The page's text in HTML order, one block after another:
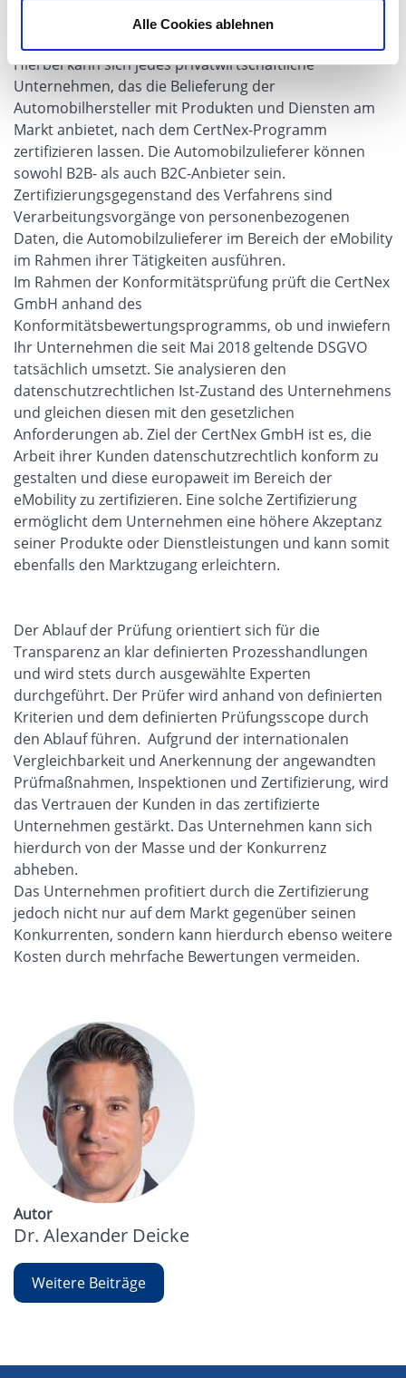
Alle Cookies ablehnen
Hierbei kann sich jedes privatwirtschaftliche
Unternehmen, das die Belieferung der
Automobilhersteller mit Produkten und Diensten am
Markt anbietet, nach dem CertNex-Programm
zertifizieren lassen. Die Automobilzulieferer können
sowohl B2B- als auch B2C-Anbieter sein.
Zertifizierungsgegenstand des Verfahrens sind
Verarbeitungsvorgänge von personenbezogenen
Daten, die Automobilzulieferer im Bereich der eMobility
im Rahmen ihrer Tätigkeiten ausführen.
Im Rahmen der Konformitätsprüfung prüft die CertNex
GmbH anhand des
Konformitätsbewertungsprogramms, ob und inwiefern
Ihr Unternehmen die seit Mai 2018 geltende DSGVO
tatsächlich umsetzt. Sie analysieren den
datenschutzrechtlichen Ist-Zustand des Unternehmens
und gleichen diesen mit den gesetzlichen
Anforderungen ab. Ziel der CertNex GmbH ist es, die
Arbeit ihrer Kunden datenschutzrechtlich konform zu
gestalten und diese europaweit im Bereich der
eMobility zu zertifizieren. Eine solche Zertifizierung
ermöglicht dem Unternehmen eine höhere Akzeptanz
seiner Produkte oder Dienstleistungen und kann somit
ebenfalls den Marktzugang erleichtern.
Der Ablauf der Prüfung orientiert sich für die
Transparenz an klar definierten Prozesshandlungen
und wird stets durch ausgewählte Experten
durchgeführt. Der Prüfer wird anhand von definierten
Kriterien und dem definierten Prüfungsscope durch
den Ablauf führen. Aufgrund der internationalen
Vergleichbarkeit und Anerkennung der angewandten
Prüfmaßnahmen, Inspektionen und Zertifizierung, wird
das Vertrauen der Kunden in das zertifizierte
Unternehmen gestärkt. Das Unternehmen kann sich
hierdurch von der Masse und der Konkurrenz
abheben.
Das Unternehmen profitiert durch die Zertifizierung
jedoch nicht nur auf dem Markt gegenüber seinen
Konkurrenten, sondern kann hierdurch ebenso weitere
Kosten durch mehrfache Bewertungen vermeiden.
Autor
Dr. Alexander Deicke
Weitere Beiträge